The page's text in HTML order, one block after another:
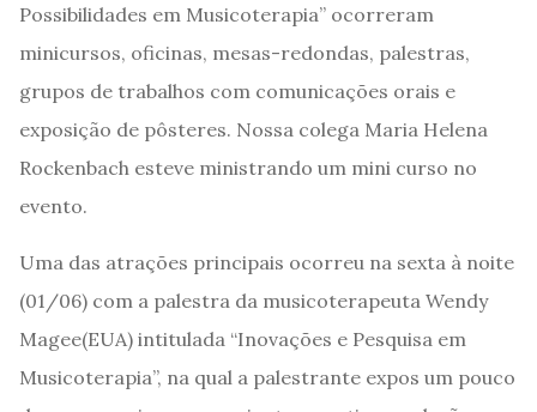
Possibilidades em Musicoterapia” ocorreram
minicursos, oficinas, mesas-redondas, palestras,
grupos de trabalhos com comunicações orais e
exposição de pôsteres. Nossa colega Maria Helena
Rockenbach esteve ministrando um mini curso no
evento.
Uma das atrações principais ocorreu na sexta à noite
(01/06) com a palestra da musicoterapeuta Wendy
Magee(EUA) intitulada “Inovações e Pesquisa em
Musicoterapia”, na qual a palestrante expos um pouco